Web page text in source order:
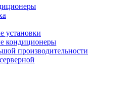
установки
кондиционеры
производительности